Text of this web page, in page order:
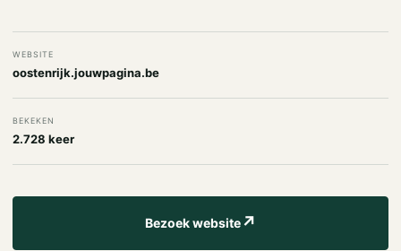
WEBSITE
oostenrijk.jouwpagina.be
BEKEKEN
2.728 keer
Bezoek website↗